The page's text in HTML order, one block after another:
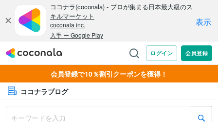
会員登録で10％割引クーポンを獲得！
ココナラブログ